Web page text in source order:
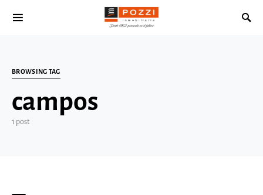
Search for:
BROWSING TAG
campos
1 post